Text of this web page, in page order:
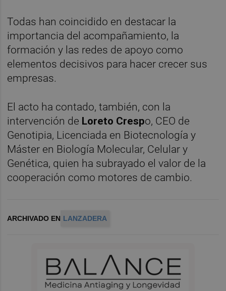
Todas han coincidido en destacar la
importancia del acompañamiento, la
formación y las redes de apoyo como
elementos decisivos para hacer crecer sus
empresas.
El acto ha contado, también, con la
intervención de Loreto Crespo, CEO de
Genotipia, Licenciada en Biotecnología y
Máster en Biología Molecular, Celular y
Genética, quien ha subrayado el valor de la
cooperación como motores de cambio.
ARCHIVADO EN LANZADERA